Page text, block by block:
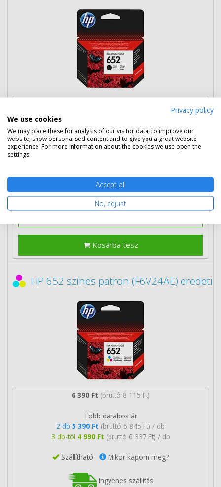
2 db6 290 Ft (bruttó 7 988 Ft) / db
3 db-tól5 990 Ft (bruttó 7 607 Ft) / db
Ingyenes szállítás
Kosárba tesz
HP 652 színes patron (F6V24AE) eredeti
6 390 Ft (bruttó 8 115 Ft)
Több darabos ár
2 db 5 390 Ft (bruttó 6 845 Ft) / db
3 db-tól 4 990 Ft (bruttó 6 337 Ft) / db
Szállítható Mikor kapom meg?
Ingyenes szállítás
Privacy policy
We use cookies
We may place these for analysis of our visitor data, to improve our
website, show personalised content and to give you a great website
experience. For more information about the cookies we use open the
settings.
Accept all
No, adjust